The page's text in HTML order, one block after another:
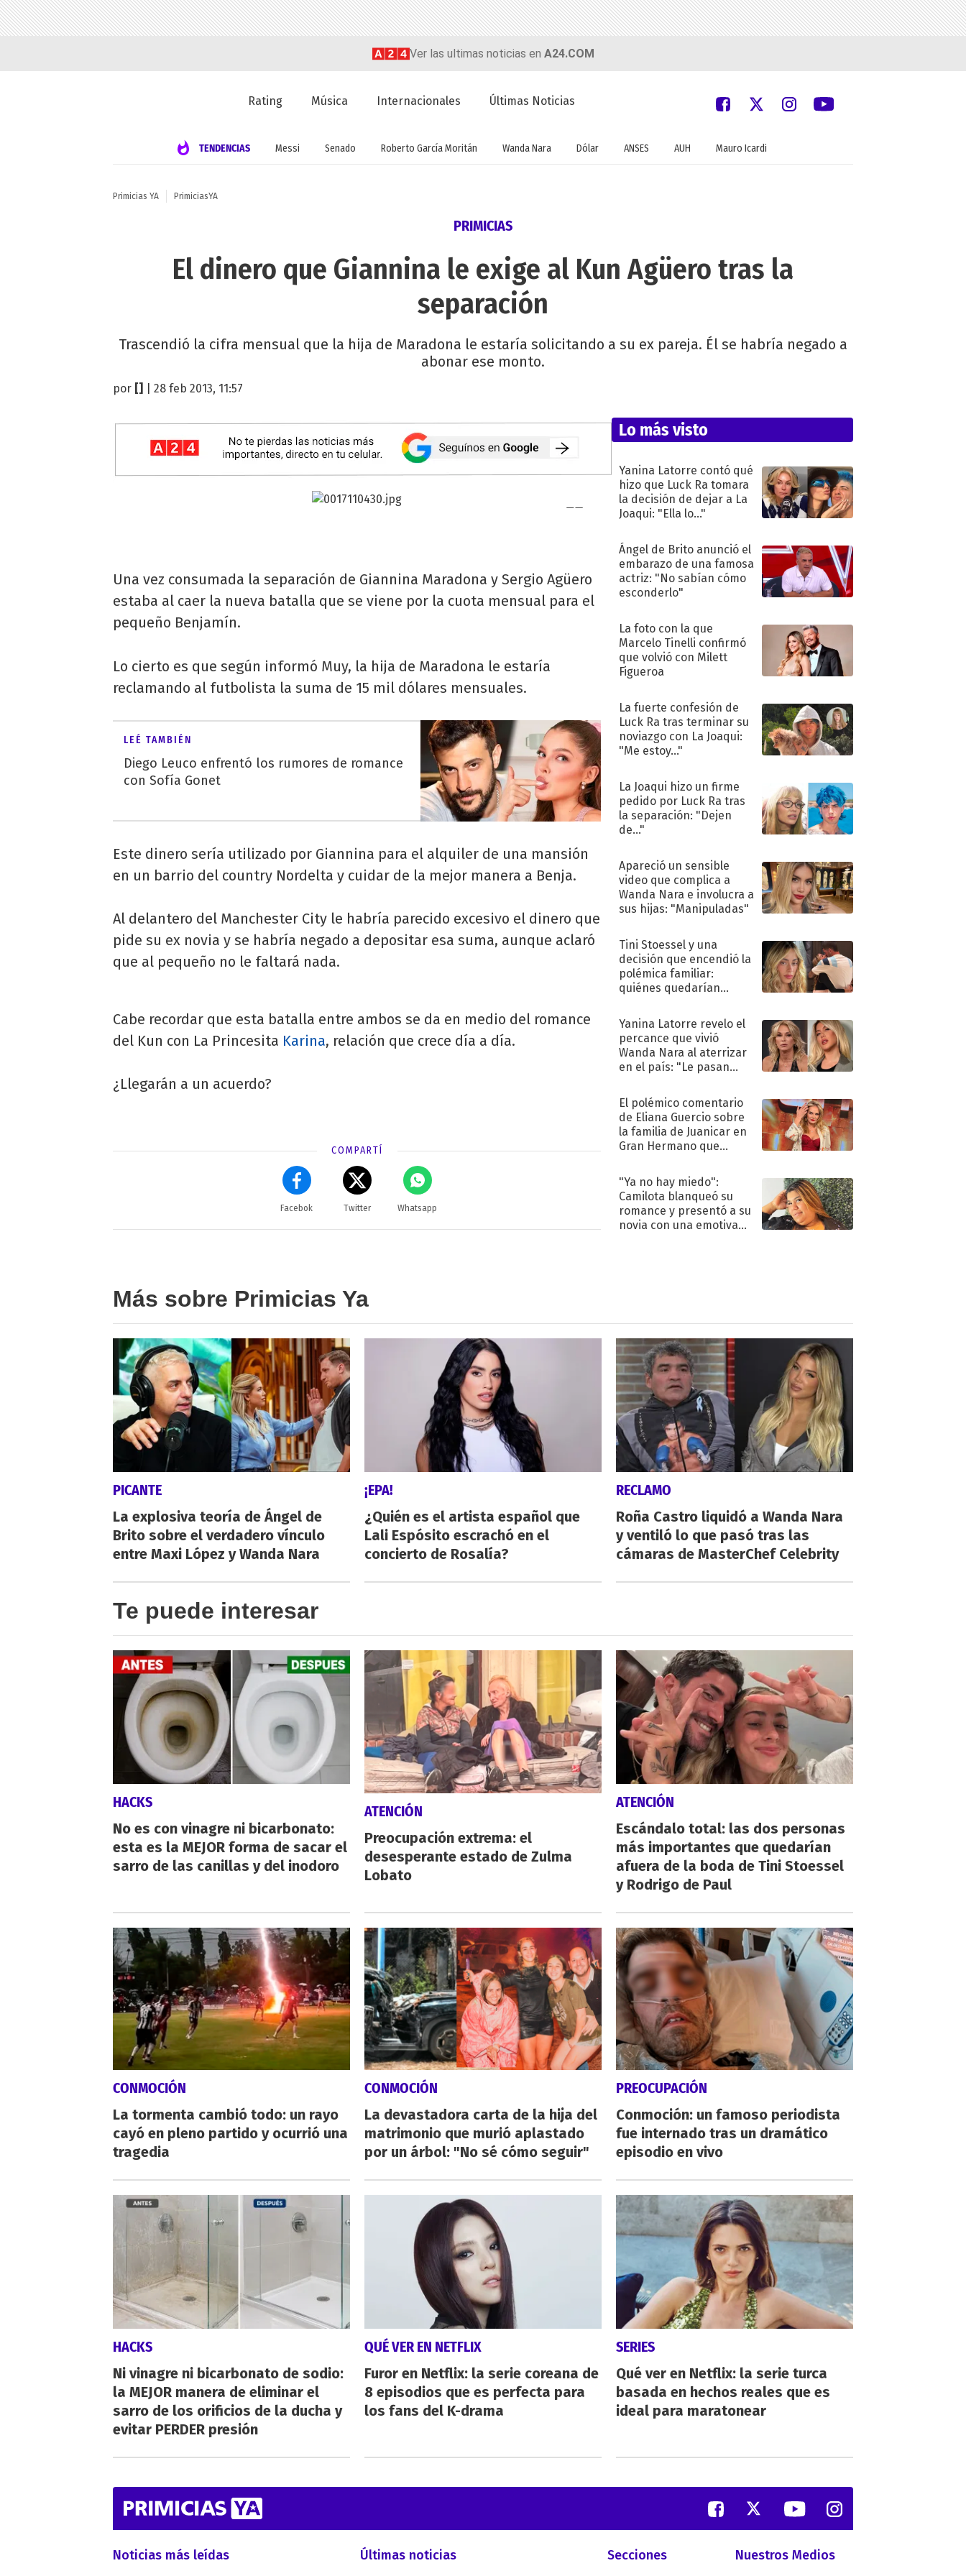
Ver las ultimas noticias en A24.COM
Rating Música Internacionales Últimas Noticias
TENDENCIAS Messi Senado Roberto García Moritán Wanda Nara Dólar ANSES AUH Mauro Icardi
Primicias YA PrimiciasYA
PRIMICIAS
El dinero que Giannina le exige al Kun Agüero tras la
separación
Trascendió la cifra mensual que la hija de Maradona le estaría solicitando a su ex pareja. Él se habría negado a
abonar ese monto.
por | 28 feb 2013, 11:57
Una vez consumada la separación de Giannina Maradona y Sergio Agüero
estaba al caer la nueva batalla que se viene por la cuota mensual para el
pequeño Benjamín.
Lo cierto es que según informó Muy, la hija de Maradona le estaría
reclamando al futbolista la suma de 15 mil dólares mensuales.
LEÉ TAMBIÉN
Diego Leuco enfrentó los rumores de romance
con Sofía Gonet
Este dinero sería utilizado por Giannina para el alquiler de una mansión
en un barrio del country Nordelta y cuidar de la mejor manera a Benja.
Al delantero del Manchester City le habría parecido excesivo el dinero que
pide su ex novia y se habría negado a depositar esa suma, aunque aclaró
que al pequeño no le faltará nada.
Cabe recordar que esta batalla entre ambos se da en medio del romance
del Kun con La Princesita Karina, relación que crece día a día.
¿Llegarán a un acuerdo?
COMPARTÍ
Facebok Twitter Whatsapp
Lo más visto
Yanina Latorre contó qué
hizo que Luck Ra tomara
la decisión de dejar a La
Joaqui: "Ella lo..."
Ángel de Brito anunció el
embarazo de una famosa
actriz: "No sabían cómo
esconderlo"
La foto con la que
Marcelo Tinelli confirmó
que volvió con Milett
Figueroa
La fuerte confesión de
Luck Ra tras terminar su
noviazgo con La Joaqui:
"Me estoy..."
La Joaqui hizo un firme
pedido por Luck Ra tras
la separación: "Dejen
de..."
Apareció un sensible
video que complica a
Wanda Nara e involucra a
sus hijas: "Manipuladas"
Tini Stoessel y una
decisión que encendió la
polémica familiar:
quiénes quedarían
Yanina Latorre revelo el
percance que vivió
Wanda Nara al aterrizar
en el país: "Le pasan
El polémico comentario
de Eliana Guercio sobre
la familia de Juanicar en
Gran Hermano que
"Ya no hay miedo":
Camilota blanqueó su
romance y presentó a su
novia con una emotiva
Más sobre Primicias Ya
PICANTE
La explosiva teoría de Ángel de
Brito sobre el verdadero vínculo
entre Maxi López y Wanda Nara
¡EPA!
¿Quién es el artista español que
Lali Espósito escrachó en el
concierto de Rosalía?
RECLAMO
Roña Castro liquidó a Wanda Nara
y ventiló lo que pasó tras las
cámaras de MasterChef Celebrity
Te puede interesar
HACKS
No es con vinagre ni bicarbonato:
esta es la MEJOR forma de sacar el
sarro de las canillas y del inodoro
ATENCIÓN
Preocupación extrema: el
desesperante estado de Zulma
Lobato
ATENCIÓN
Escándalo total: las dos personas
más importantes que quedarían
afuera de la boda de Tini Stoessel
y Rodrigo de Paul
CONMOCIÓN
La tormenta cambió todo: un rayo
cayó en pleno partido y ocurrió una
tragedia
CONMOCIÓN
La devastadora carta de la hija del
matrimonio que murió aplastado
por un árbol: "No sé cómo seguir"
PREOCUPACIÓN
Conmoción: un famoso periodista
fue internado tras un dramático
episodio en vivo
HACKS
Ni vinagre ni bicarbonato de sodio:
la MEJOR manera de eliminar el
sarro de los orificios de la ducha y
evitar PERDER presión
QUÉ VER EN NETFLIX
Furor en Netflix: la serie coreana de
8 episodios que es perfecta para
los fans del K-drama
SERIES
Qué ver en Netflix: la serie turca
basada en hechos reales que es
ideal para maratonear
Noticias más leídas Últimas noticias Secciones Nuestros Medios